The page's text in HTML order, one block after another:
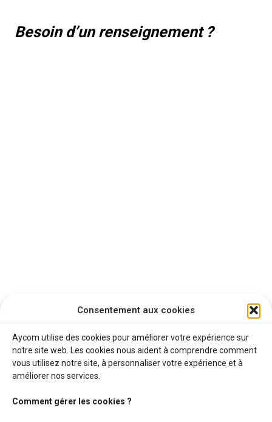
Consentement aux cookies
Aycom utilise des cookies pour améliorer votre expérience sur
notre site web. Les cookies nous aident à comprendre comment
vous utilisez notre site, à personnaliser votre expérience et à
améliorer nos services.
Comment gérer les cookies ?
Besoin d’un renseignement ?
Contactez notre équipe